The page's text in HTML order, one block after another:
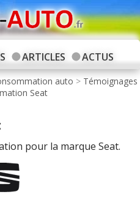
ARTICLES ACTUS
auto > Témoignages
Seat
pour la marque Seat.